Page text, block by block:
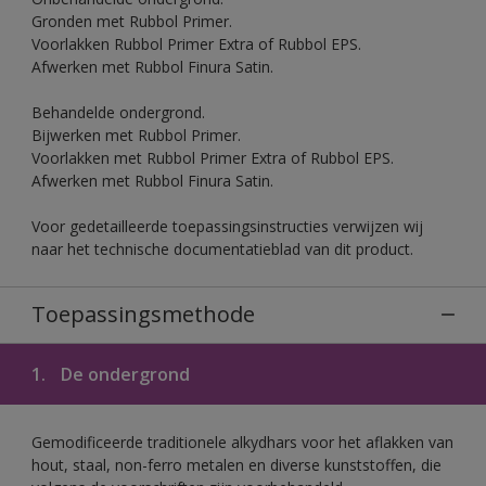
Gronden met Rubbol Primer.
Voorlakken Rubbol Primer Extra of Rubbol EPS.
Afwerken met Rubbol Finura Satin.
Behandelde ondergrond.
Bijwerken met Rubbol Primer.
Voorlakken met Rubbol Primer Extra of Rubbol EPS.
Afwerken met Rubbol Finura Satin.
Voor gedetailleerde toepassingsinstructies verwijzen wij
naar het technische documentatieblad van dit product.
Toepassingsmethode
1. De ondergrond
Gemodificeerde traditionele alkydhars voor het aflakken van
hout, staal, non-ferro metalen en diverse kunststoffen, die